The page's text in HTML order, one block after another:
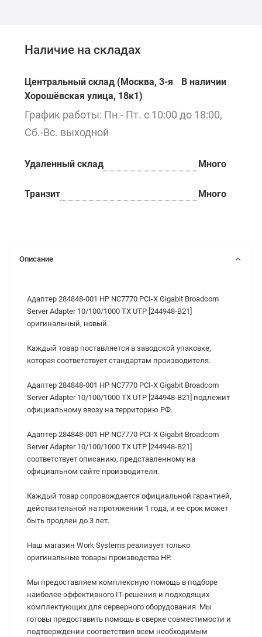
Наличие на складах
Центральный склад (Москва, 3-я
Хорошёвская улица, 18к1)
В наличии
График работы: Пн.- Пт. с 10:00 до 18:00,
Сб.-Вс. выходной
Удаленный склад Много
Транзит Много
Описание
Адаптер 284848-001 HP NC7770 PCI-X Gigabit Broadcom
Server Adapter 10/100/1000 TX UTP [244948-B21]
оригинальный, новый.
Каждый товар поставляется в заводской упаковке,
которая соответствует стандартам производителя.
Адаптер 284848-001 HP NC7770 PCI-X Gigabit Broadcom
Server Adapter 10/100/1000 TX UTP [244948-B21] подлежит
официальному ввозу на территорию РФ.
Адаптер 284848-001 HP NC7770 PCI-X Gigabit Broadcom
Server Adapter 10/100/1000 TX UTP [244948-B21]
соответствует описанию, представленному на
официальном сайте производителя.
Каждый товар сопровождается официальной гарантией,
действительной на протяжении 1 года, и ее срок может
быть продлен до 3 лет.
Наш магазин Work Systems реализует только
оригинальные товары производства HP.
Мы предоставляем комплексную помощь в подборе
наиболее эффективного IT-решения и подходящих
комплектующих для серверного оборудования. Мы
готовы предоставить помощь в сверке совместимости и
подтверждении соответствия всем необходимым